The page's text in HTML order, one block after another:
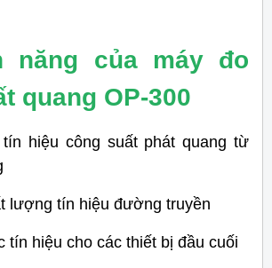
năng của máy đo
quang OP-300
hiệu công suất phát quang từ
lượng tín hiệu đường truyền
tín hiệu cho các thiết bị đầu cuối